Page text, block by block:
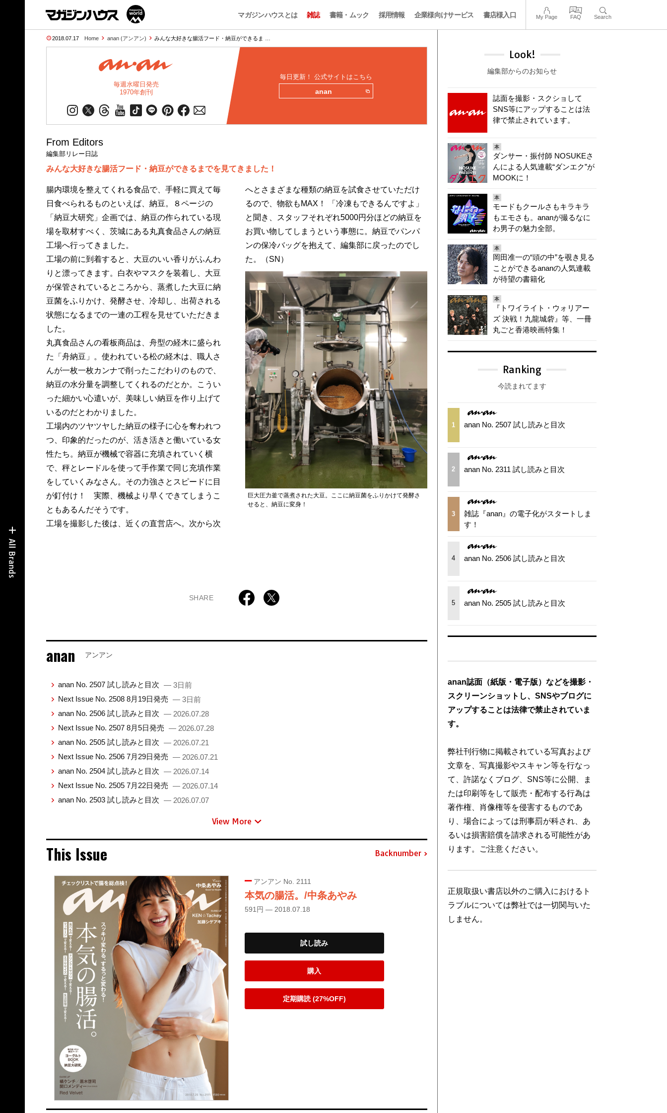
マガジンハウスとは 雑誌 書籍・ムック 採用情報 企業様向けサービス 書店様入口 My Page FAQ Search
2018.07.17 Home anan (アンアン) みんな大好きな腸活フード・納豆ができるま …
毎週水曜日発売
1970年創刊
毎日更新！ 公式サイトはこちら
anan
From Editors
編集部リレー日誌
みんな大好きな腸活フード・納豆ができるまでを見てきました！
腸内環境を整えてくれる食品で、手軽に買えて毎
日食べられるものといえば、納豆。８ページの
「納豆大研究」企画では、納豆の作られている現
場を取材すべく、茨城にある丸真食品さんの納豆
工場へ行ってきました。
工場の前に到着すると、大豆のいい香りがふんわ
りと漂ってきます。白衣やマスクを装着し、大豆
が保管されているところから、蒸煮した大豆に納
豆菌をふりかけ、発酵させ、冷却し、出荷される
状態になるまでの一連の工程を見せていただきま
した。
丸真食品さんの看板商品は、舟型の経木に盛られ
た「舟納豆」。使われている松の経木は、職人さ
んが一枚一枚カンナで削ったこだわりのもので、
納豆の水分量を調整してくれるのだとか。こうい
った細かい心遣いが、美味しい納豆を作り上げて
いるのだとわかりました。
工場内のツヤツヤした納豆の様子に心を奪われつ
つ、印象的だったのが、活き活きと働いている女
性たち。納豆が機械で容器に充填されていく横
で、秤とレードルを使って手作業で同じ充填作業
をしていくみなさん。その力強さとスピードに目
が釘付け！ 実際、機械より早くできてしまうこ
ともあるんだそうです。
工場を撮影した後は、近くの直営店へ。次から次
へとさまざまな種類の納豆を試食させていただけ
るので、物欲もMAX！ 「冷凍もできるんですよ」
と聞き、スタッフそれぞれ5000円分ほどの納豆を
お買い物してしまうという事態に。納豆でパンパ
ンの保冷バッグを抱えて、編集部に戻ったのでし
た。（SN）
巨大圧力釜で蒸煮された大豆。ここに納豆菌をふりかけて発酵さ
せると、納豆に変身！
SHARE
anan アンアン
anan No. 2507 試し読みと目次 — 3日前
Next Issue No. 2508 8月19日発売 — 3日前
anan No. 2506 試し読みと目次 — 2026.07.28
Next Issue No. 2507 8月5日発売 — 2026.07.28
anan No. 2505 試し読みと目次 — 2026.07.21
Next Issue No. 2506 7月29日発売 — 2026.07.21
anan No. 2504 試し読みと目次 — 2026.07.14
Next Issue No. 2505 7月22日発売 — 2026.07.14
anan No. 2503 試し読みと目次 — 2026.07.07
View More
This Issue Backnumber
アンアン No. 2111
本気の腸活。/中条あやみ
591円 — 2018.07.18
試し読み
購入
定期購読 (27%OFF)
Look!
編集部からのお知らせ
誌面を撮影・スクショして
SNS等にアップすることは法
律で禁止されています。
本
ダンサー・振付師 NOSUKEさ
んによる人気連載“ダンエク”が
MOOKに！
本
モードもクールさもキラキラ
もエモさも。ananが撮るなに
わ男子の魅力全部。
本
岡田准一の“頭の中”を覗き見る
ことができるananの人気連載
が待望の書籍化
本
『トワイライト・ウォリアー
ズ 決戦！九龍城砦』等、一冊
丸ごと香港映画特集！
Ranking
今読まれてます
1 anan No. 2507 試し読みと目次
2 anan No. 2311 試し読みと目次
3
雑誌『anan』の電子化がスタートしま
す！
4 anan No. 2506 試し読みと目次
5 anan No. 2505 試し読みと目次
anan誌面（紙版・電子版）などを撮影・
スクリーンショットし、SNSやブログに
アップすることは法律で禁止されていま
す。
弊社刊行物に掲載されている写真および
文章を、写真撮影やスキャン等を行なっ
て、許諾なくブログ、SNS等に公開、ま
たは印刷等をして販売・配布する行為は
著作権、肖像権等を侵害するものであ
り、場合によっては刑事罰が科され、あ
るいは損害賠償を請求される可能性があ
ります。ご注意ください。
正規取扱い書店以外のご購入におけるト
ラブルについては弊社では一切関与いた
しません。